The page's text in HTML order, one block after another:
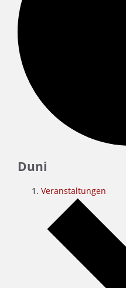
Duni
Veranstaltungen